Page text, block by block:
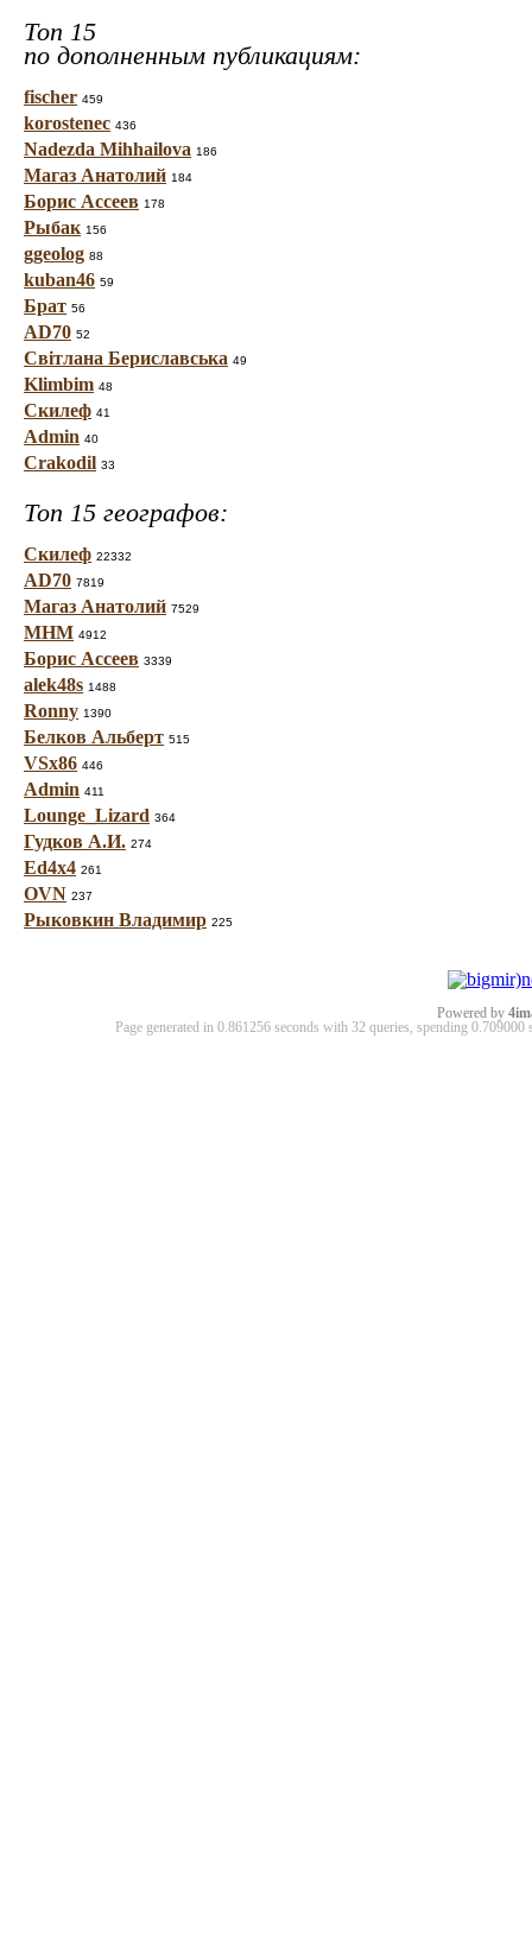
Топ 15
по дополненным публикациям:
fischer 459
korostenec 436
Nadezda Mihhailova 186
Магаз Анатолий 184
Борис Ассеев 178
Рыбак 156
ggeolog 88
kuban46 59
Брат 56
AD70 52
Світлана Бериславська 49
Klimbim 48
Скилеф 41
Admin 40
Crakodil 33
Топ 15 географов:
Скилеф 22332
AD70 7819
Магаз Анатолий 7529
МНМ 4912
Борис Ассеев 3339
alek48s 1488
Ronny 1390
Белков Альберт 515
VSx86 446
Admin 411
Lounge_Lizard 364
Гудков А.И. 274
Ed4x4 261
OVN 237
Рыковкин Владимир 225
Powered by
Page generated in 0.861256 seconds with 32 queries, spending